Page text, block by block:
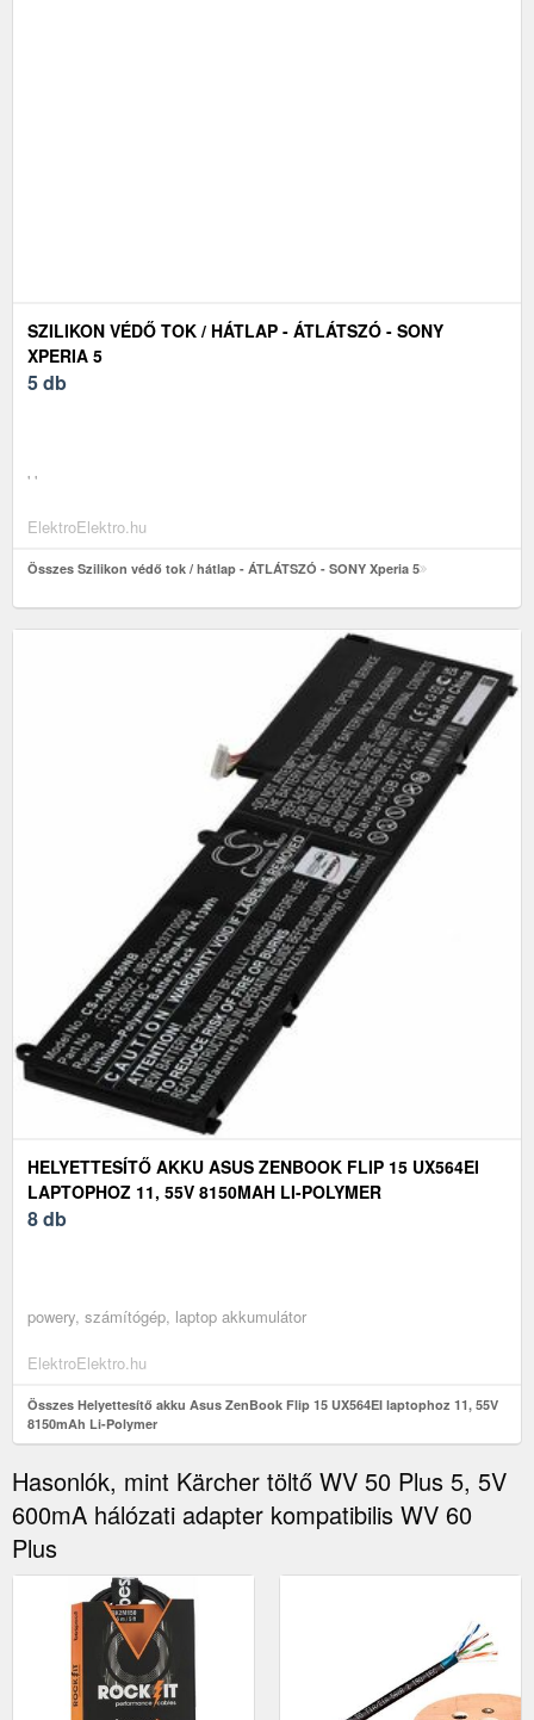
SZILIKON VÉDŐ TOK / HÁTLAP - ÁTLÁTSZÓ - SONY
XPERIA 5
5 db
' '
ElektroElektro.hu
Összes Szilikon védő tok / hátlap - ÁTLÁTSZÓ - SONY Xperia 5
HELYETTESÍTŐ AKKU ASUS ZENBOOK FLIP 15 UX564EI
LAPTOPHOZ 11, 55V 8150MAH LI-POLYMER
8 db
powery, számítógép, laptop akkumulátor
ElektroElektro.hu
Összes Helyettesítő akku Asus ZenBook Flip 15 UX564EI laptophoz 11, 55V
8150mAh Li-Polymer
Hasonlók, mint Kärcher töltő WV 50 Plus 5, 5V
600mA hálózati adapter kompatibilis WV 60
Plus